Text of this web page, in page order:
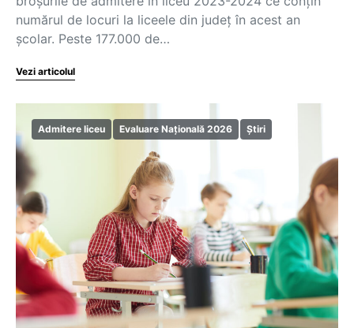
numărul de locuri la liceele din județ în acest an
școlar. Peste 177.000 de…
Vezi articolul
Admitere liceu Evaluare Națională 2026 Știri